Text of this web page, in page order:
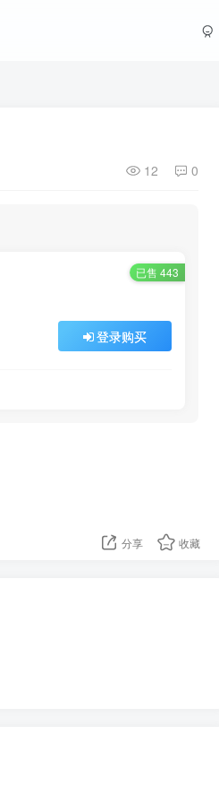
12 0
已售 443
登录购买
分享 收藏